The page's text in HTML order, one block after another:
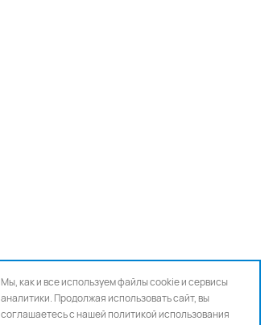
Мы, как и все используем файлы cookie и сервисы
аналитики. Продолжая использовать сайт, вы
соглашаетесь с нашейполитикой использования